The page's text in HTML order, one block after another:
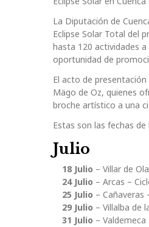
La Diputación de
Eclipse Solar Total del
hasta 120 actividades
oportunidad de
El acto de
Mägo de Oz, quienes
broche artístico a una
Estas son las fechas
Julio
18 Julio – Villar de
24 Julio – Arcas –
25 Julio – Cañaveras
29 Julio – Villalba de
31 Julio –